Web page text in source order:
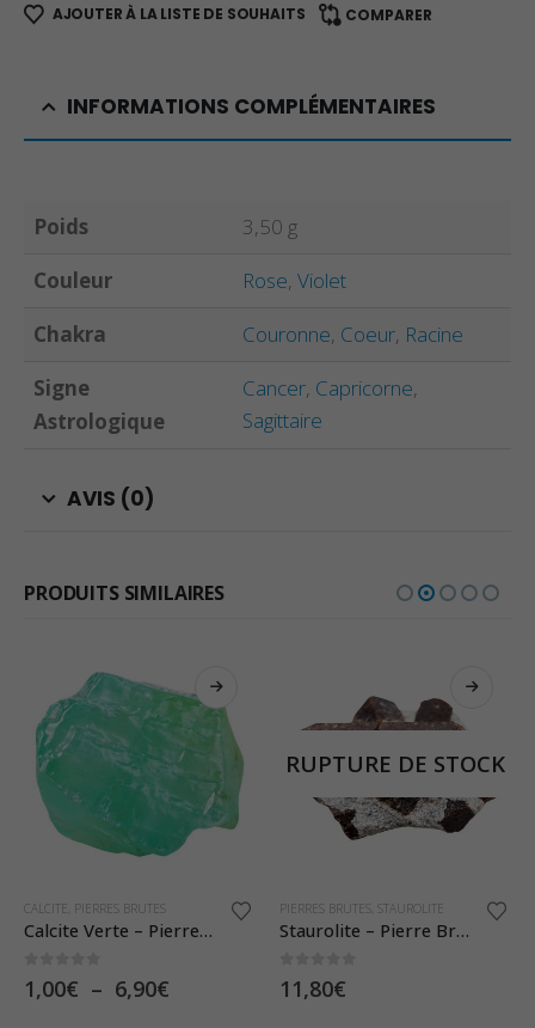
AJOUTER À LA LISTE DE SOUHAITS COMPARER
INFORMATIONS COMPLÉMENTAIRES
Poids
3,50 g
Couleur
Rose, Violet
Chakra
Couronne, Coeur, Racine
Signe
Astrologique
Cancer, Capricorne,
Sagittaire
AVIS (0)
PRODUITS SIMILAIRES
CALCITE PIERRES BRUTES
Calcite Verte – Pierre Brute
1,00€ – 6,90€
RUPTURE DE STOCK
PIERRES BRUTES STAUROLITE
Staurolite – Pierre Brute
11,80€